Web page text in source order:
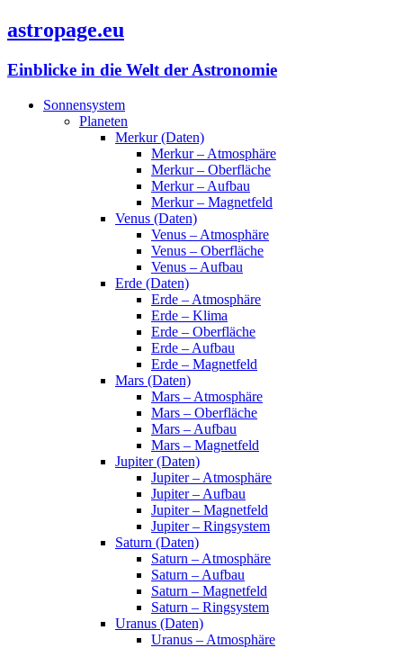
astropage.eu
Einblicke in die Welt der Astronomie
Sonnensystem
Planeten
Merkur (Daten)
Merkur – Atmosphäre
Merkur – Oberfläche
Merkur – Aufbau
Merkur – Magnetfeld
Venus (Daten)
Venus – Atmosphäre
Venus – Oberfläche
Venus – Aufbau
Erde (Daten)
Erde – Atmosphäre
Erde – Klima
Erde – Oberfläche
Erde – Aufbau
Erde – Magnetfeld
Mars (Daten)
Mars – Atmosphäre
Mars – Oberfläche
Mars – Aufbau
Mars – Magnetfeld
Jupiter (Daten)
Jupiter – Atmosphäre
Jupiter – Aufbau
Jupiter – Magnetfeld
Jupiter – Ringsystem
Saturn (Daten)
Saturn – Atmosphäre
Saturn – Aufbau
Saturn – Magnetfeld
Saturn – Ringsystem
Uranus (Daten)
Uranus – Atmosphäre